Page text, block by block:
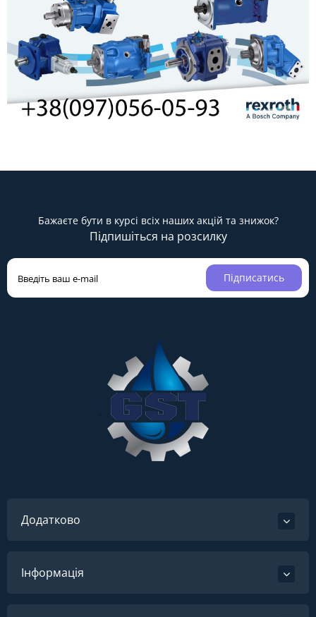
Бажаєте бути в курсі всіх наших акцій та знижок?
Підпишіться на розсилку
Підписатись
Додатково
Інформація